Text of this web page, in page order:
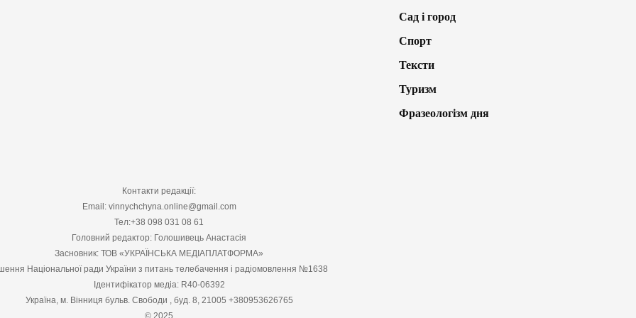
Сад і город
Спорт
Тексти
Туризм
Фразеологізм дня
Контакти редакції:
Email: vinnychchyna.online@gmail.com
Тел:+38 098 031 08 61
Головний редактор: Голошивець Анастасія
Засновник: ТОВ «УКРАЇНСЬКА МЕДІАПЛАТФОРМА»
Національної ради України з питань телебачення і радіомовлення №1638
Ідентифікатор медіа: R40-06392
Україна, м. Вінниця бульв. Свободи , буд. 8, 21005 +380953626765